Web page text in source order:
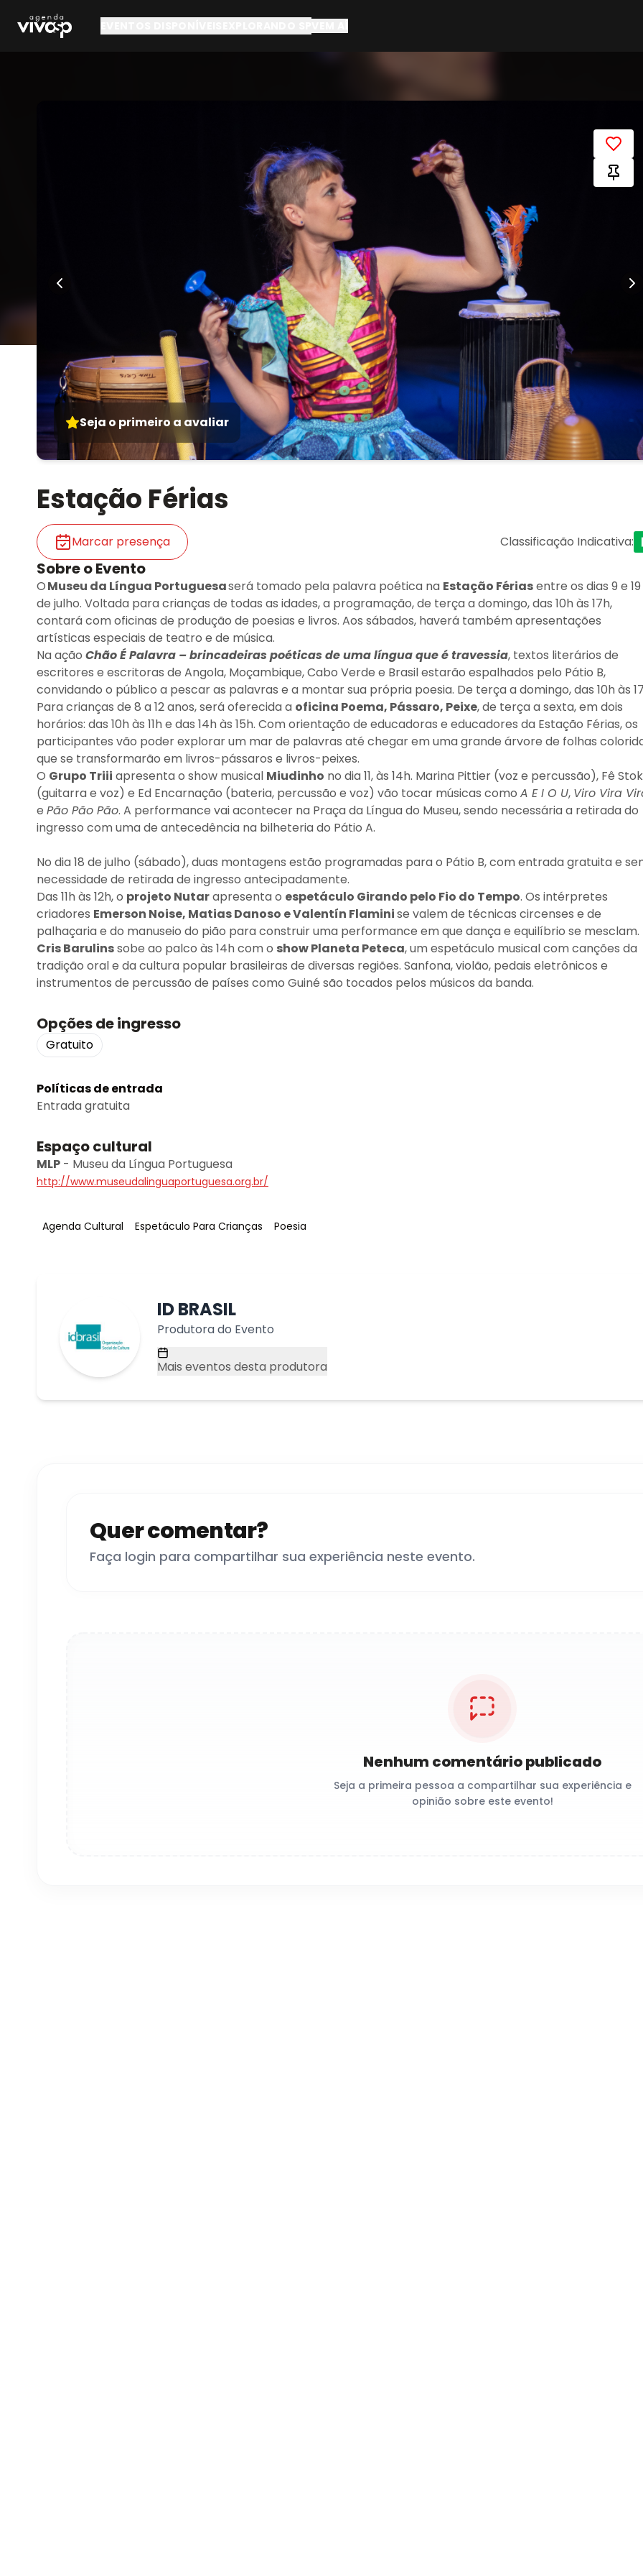
Seja o primeiro a avaliar
Estação Férias
Marcar presença Classificação Indicativa:
Sobre o Evento
OMuseu da Língua Portuguesaserá tomado pela palavra poética na Estação Fériasentre os dias 9 e 19
de julho. Voltada para crianças de todas as idades, a programação, de terça a domingo, das 10h às 17h,
contará com oficinas de produção de poesias e livros. Aos sábados, haverá também apresentações
artísticas especiais de teatro e de música.
Na ação Chão É Palavra – brincadeiras poéticas de uma língua que é travessia, textos literários de
escritores e escritoras de Angola, Moçambique, Cabo Verde e Brasil estarão espalhados pelo Pátio B,
convidando o público a pescar as palavras e a montar sua própria poesia. De terça a domingo, das 10h às
Para crianças de 8 a 12 anos, será oferecida a oficina Poema, Pássaro, Peixe, de terça a sexta, em dois
horários: das 10h às 11h e das 14h às 15h. Com orientação de educadoras e educadores da Estação Férias, os
participantes vão poder explorar um mar de palavras até chegar em uma grande árvore de folhas
que se transformarão em livros-pássaros e livros-peixes.
O Grupo Triii apresenta o show musical Miudinho no dia 11, às 14h. Marina Pittier (voz e percussão), Fê Stok
(guitarra e voz) e Ed Encarnação (bateria, percussão e voz) vão tocar músicas como A E I O U, Viro Vira
e Pão Pão Pão. A performance vai acontecer na Praça da Língua do Museu, sendo necessária a retirada do
ingresso com uma de antecedência na bilheteria do Pátio A.
No dia 18 de julho (sábado), duas montagens estão programadas para o Pátio B, com entrada gratuita e
necessidade de retirada de ingresso antecipadamente.
Das 11h às 12h, o projeto Nutarapresenta o espetáculo Girando pelo Fio do Tempo. Os intérpretes
criadores Emerson Noise, Matias Danoso e Valentín Flaminise valem de técnicas circenses e de
palhaçaria e do manuseio do pião para construir uma performance em que dança e equilíbrio se mesclam.
Cris Barulinssobe ao palco às 14h com o show Planeta Peteca, um espetáculo musical com canções da
tradição oral e da cultura popular brasileiras de diversas regiões. Sanfona, violão, pedais eletrônicos e
instrumentos de percussão de países como Guiné são tocados pelos músicos da banda.
Opções de ingresso
Gratuito
Políticas de entrada
Entrada gratuita
Espaço cultural
MLP - Museu da Língua Portuguesa
http://www.museudalinguaportuguesa.org.br/
Tag:
Agenda Cultural Tag:
Espetáculo Para Crianças Tag:
Poesia
ID BRASIL
Produtora do Evento
Mais eventos desta produtora
Quer comentar?
Faça login para compartilhar sua experiência neste evento.
Nenhum comentário publicado
Seja a primeira pessoa a compartilhar sua experiência e
opinião sobre este evento!